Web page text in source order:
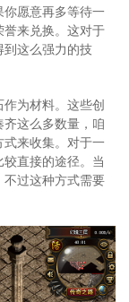
你愿意再多等待一
来兑换。这对于
到这么强力的技
为材料。这些创
这么多数量，咱
来收集。对于一
直接的途径。当
过这种方式需要